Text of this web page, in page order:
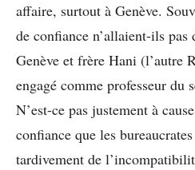
affaire, surtout à Genève.
de confiance n’allaient-ils pas
Genève et frère Hani (l’autre
engagé comme professeur du
N’est-ce pas justement à
confiance que les
tardivement de